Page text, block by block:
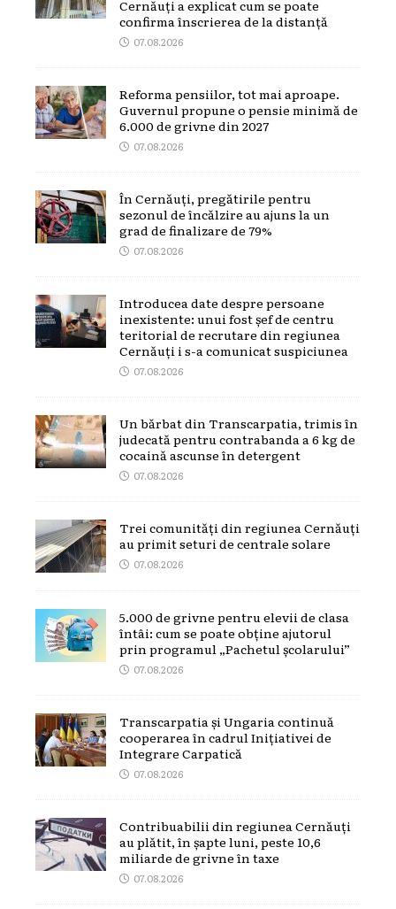
Cernăuți a explicat cum se poate
confirma înscrierea de la distanță
07.08.2026
Reforma pensiilor, tot mai aproape.
Guvernul propune o pensie minimă de
6.000 de grivne din 2027
07.08.2026
În Cernăuți, pregătirile pentru
sezonul de încălzire au ajuns la un
grad de finalizare de 79%
07.08.2026
Introducea date despre persoane
inexistente: unui fost șef de centru
teritorial de recrutare din regiunea
Cernăuți i s-a comunicat suspiciunea
07.08.2026
Un bărbat din Transcarpatia, trimis în
judecată pentru contrabanda a 6 kg de
cocaină ascunse în detergent
07.08.2026
Trei comunități din regiunea Cernăuți
au primit seturi de centrale solare
07.08.2026
5.000 de grivne pentru elevii de clasa
întâi: cum se poate obține ajutorul
prin programul „Pachetul școlarului”
07.08.2026
Transcarpatia și Ungaria continuă
cooperarea în cadrul Inițiativei de
Integrare Carpatică
07.08.2026
Contribuabilii din regiunea Cernăuți
au plătit, în șapte luni, peste 10,6
miliarde de grivne în taxe
07.08.2026